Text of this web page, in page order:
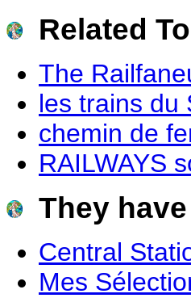
Related
The
les trains du
chemin de
RAILWAYS
They
Central
Mes